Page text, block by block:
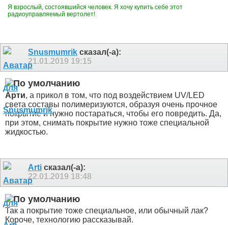
Я взрослый, состоявшийся человек. Я хочу купить себе этот
радиоуправляемый вертолет!
Snusmumrik сказал(-а):
21.01.2019 19:15
Арти, а прикол в том, что под воздействием UV/LED
света составы полимеризуются, образуя очень прочное
покрытие и нужно постараться, чтобы его повредить. Да,
при этом, снимать покрытие нужно тоже специальной
жидкостью.
Arti сказал(-а):
22.01.2019 18:48
Так а покрытие тоже специальное, или обычный лак?
Короче, технологию рассказывай.